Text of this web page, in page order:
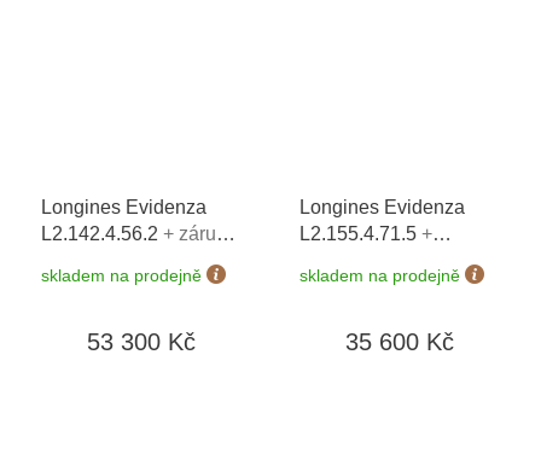
Longines Evidenza
L2.142.4.56.2 + záruka
5 let + možnost výměny
do 90 dní
skladem na prodejně
53 300 Kč
Longines Evidenza
L2.155.4.71.5 +
prodloužená záruka 5
let + 5 let na výměnu
možnost výměny do 90
skladem na prodejně
35 600 Kč